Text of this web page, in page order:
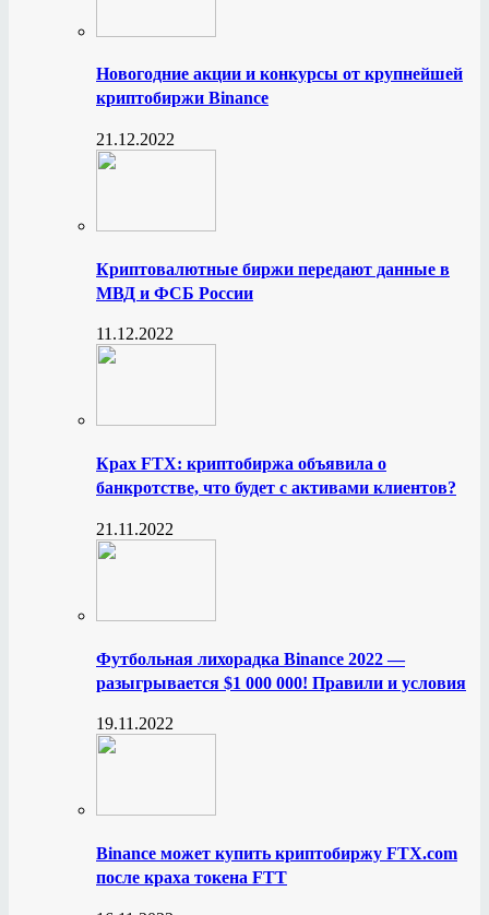
Новогодние акции и конкурсы от крупнейшей
криптобиржи Binance
21.12.2022
Криптовалютные биржи передают данные в
МВД и ФСБ России
11.12.2022
Крах FTX: криптобиржа объявила о
банкротстве, что будет с активами клиентов?
21.11.2022
Футбольная лихорадка Binance 2022 —
разыгрывается $1 000 000! Правили и условия
19.11.2022
Binance может купить криптобиржу FTX.com
после краха токена FTT